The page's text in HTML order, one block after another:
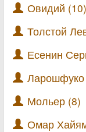
Овидий (10)
Толстой
Есенин
Ларошфуко
Мольер (8)
Омар